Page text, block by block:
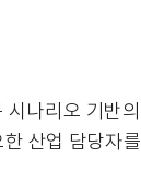
나리오 기반의
산업 담당자를